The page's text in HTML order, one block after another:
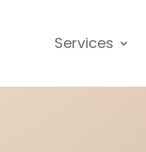
Services